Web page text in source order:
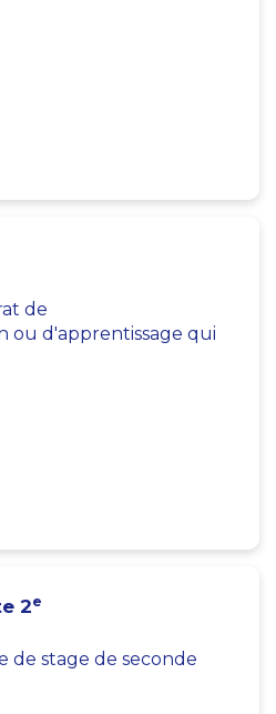
de
ou d'apprentissage qui
2e
de stage de seconde